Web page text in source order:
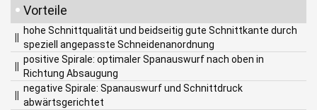
• Vorteile
hohe Schnittqualität und beidseitig gute Schnittkante durch
speziell angepasste Schneidenanordnung
positive Spirale: optimaler Spanauswurf nach oben in
Richtung Absaugung
negative Spirale: Spanauswurf und Schnittdruck
abwärtsgerichtet